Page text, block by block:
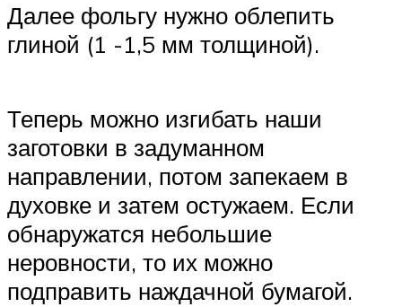
Далее фольгу нужно облепить
глиной (1 -1,5 мм толщиной).
Теперь можно изгибать наши
заготовки в задуманном
направлении, потом запекаем в
духовке и затем остужаем. Если
обнаружатся небольшие
неровности, то их можно
подправить наждачной бумагой.